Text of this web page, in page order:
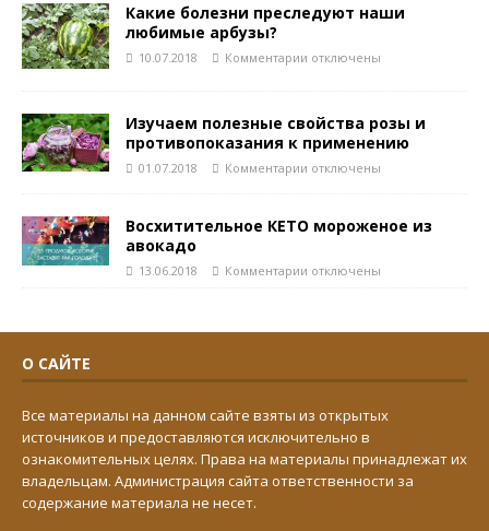
Какие болезни преследуют наши
любимые арбузы?
10.07.2018 Комментарии отключены
Изучаем полезные свойства розы и
противопоказания к применению
01.07.2018 Комментарии отключены
Восхитительное КЕТО мороженое из
авокадо
13.06.2018 Комментарии отключены
О САЙТЕ
Все материалы на данном сайте взяты из открытых
источников и предоставляются исключительно в
ознакомительных целях. Права на материалы принадлежат их
владельцам. Администрация сайта ответственности за
содержание материала не несет.